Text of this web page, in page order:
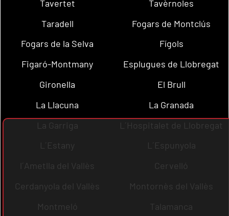
Tavertet
Tavèrnoles
Taradell
Fogars de Montclús
Fogars de la Selva
Fígols
Figaró-Montmany
Esplugues de Llobregat
Gironella
El Brull
La Llacuna
La Granada
La Garriga
L´Hospitalet de Llobregat
L´Estany
L´Espunyola
l´Ametlla del Vallès
Cervelló
Cerdanyola del Vallès
Montornès del Vallès
Montmeló
Talamanca